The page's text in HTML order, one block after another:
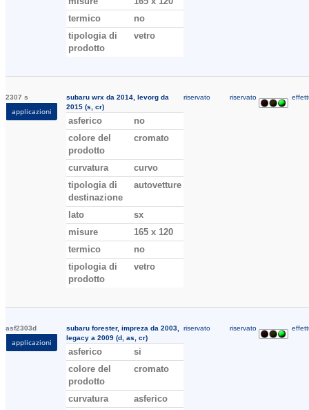
termico
no
tipologia di
prodotto
vetro
2307 s
applicazioni
subaru wrx da 2014, levorg da
2015 (s, cr)
asferico
no
colore del
prodotto
cromato
curvatura
curvo
tipologia di
destinazione
autovetture
lato
sx
misure
165 x 120
termico
no
tipologia di
prodotto
vetro
riservato riservato
asf2303d
applicazioni
subaru forester, impreza da 2003,
legacy a 2009 (d, as, cr)
asferico
si
colore del
prodotto
cromato
curvatura
asferico
riservato riservato